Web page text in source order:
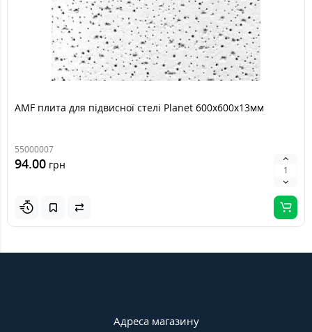
AMF плита для підвисної стелі Planet 600x600х13мм
55000007
94.00 грн
Адреса магазину